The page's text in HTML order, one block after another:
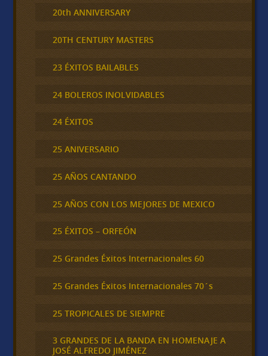
20th ANNIVERSARY
20TH CENTURY MASTERS
23 ÉXITOS BAILABLES
24 BOLEROS INOLVIDABLES
24 ÉXITOS
25 ANIVERSARIO
25 AÑOS CANTANDO
25 AÑOS CON LOS MEJORES DE MEXICO
25 ÉXITOS – ORFEÓN
25 Grandes Éxitos Internacionales 60
25 Grandes Éxitos Internacionales 70´s
25 TROPICALES DE SIEMPRE
3 GRANDES DE LA BANDA EN HOMENAJE A
JOSÉ ALFREDO JIMÉNEZ